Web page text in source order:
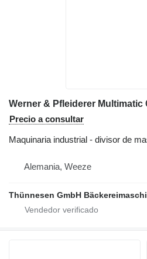
Werner & Pfleiderer Multimatic
Precio a consultar
Maquinaria industrial - divisor de
Alemania, Weeze
Thünnesen GmbH